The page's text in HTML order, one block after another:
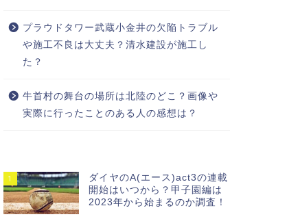
プラウドタワー武蔵小金井の欠陥トラブル
や施工不良は大丈夫？清水建設が施工し
た？
牛首村の舞台の場所は北陸のどこ？画像や
実際に行ったことのある人の感想は？
1
ダイヤのA(エース)act3の連載
開始はいつから？甲子園編は
2023年から始まるのか調査！